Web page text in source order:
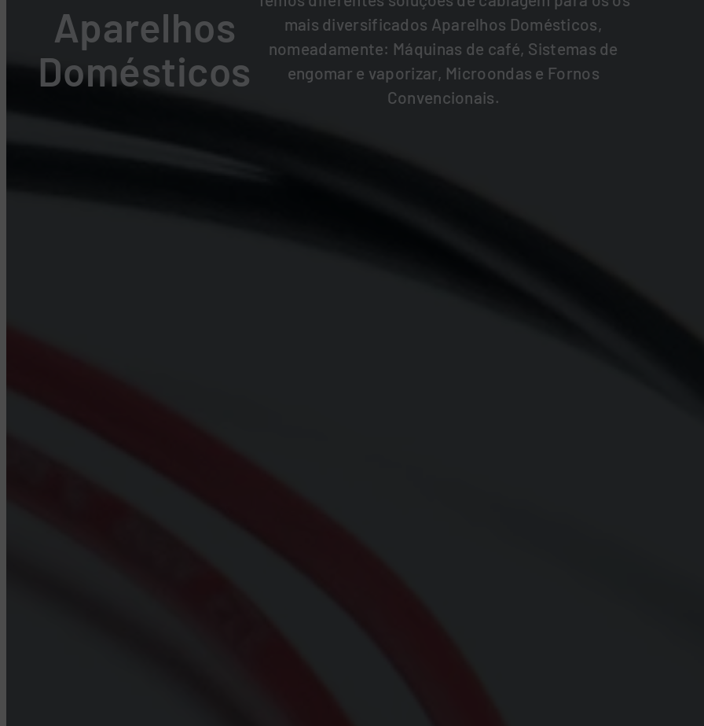
Aparelhos
Domésticos
mais diversificados Aparelhos Domésticos,
nomeadamente: Máquinas de café, Sistemas de
engomar e vaporizar, Microondas e Fornos
Convencionais.